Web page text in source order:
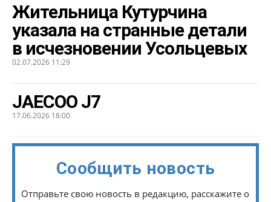
Жительница Кутурчина
указала на странные детали
в исчезновении Усольцевых
02.07.2026 11:29
JAECOO J7
17.06.2026 18:00
Сообщить новость
Отправьте свою новость в редакцию, расскажите о